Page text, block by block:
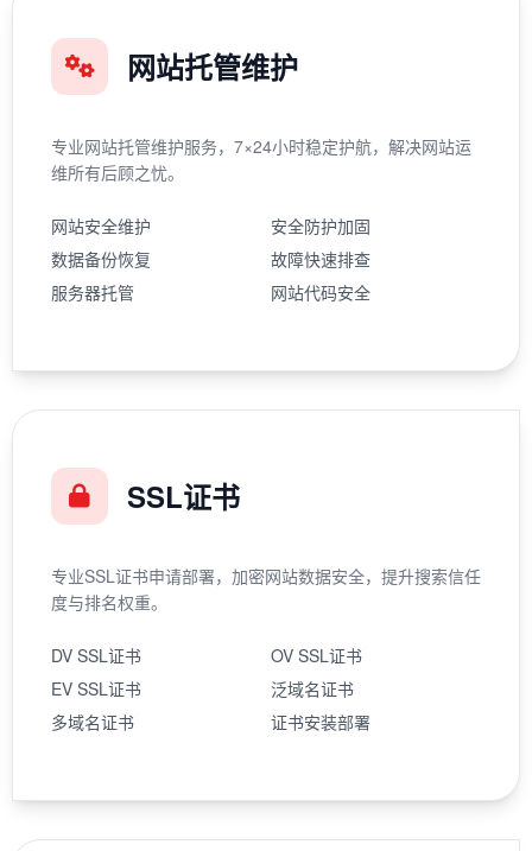
网站托管维护
专业网站托管维护服务，7×24小时稳定护航，解决网站运
维所有后顾之忧。
网站安全维护
安全防护加固
数据备份恢复
故障快速排查
服务器托管
网站代码安全
SSL证书
专业SSL证书申请部署，加密网站数据安全，提升搜索信任
度与排名权重。
DV SSL证书
OV SSL证书
EV SSL证书
泛域名证书
多域名证书
证书安装部署